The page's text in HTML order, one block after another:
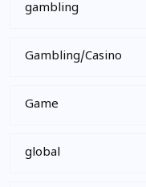
gambling
Gambling/Casino
Game
global